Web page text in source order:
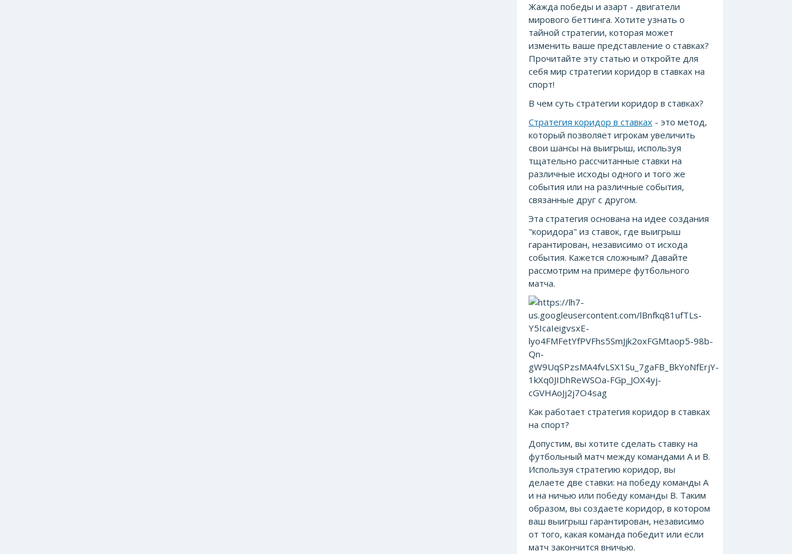
Жажда победы и азарт - двигатели
мирового беттинга. Хотите узнать о
тайной стратегии, которая может
изменить ваше представление о ставках?
Прочитайте эту статью и откройте для
себя мир стратегии коридор в ставках на
спорт!
В чем суть стратегии коридор в ставках?
Стратегия коридор в ставках - это метод,
который позволяет игрокам увеличить
свои шансы на выигрыш, используя
тщательно рассчитанные ставки на
различные исходы одного и того же
события или на различные события,
связанные друг с другом.
Эта стратегия основана на идее создания
"коридора" из ставок, где выигрыш
гарантирован, независимо от исхода
события. Кажется сложным? Давайте
рассмотрим на примере футбольного
матча.
Как работает стратегия коридор в ставках
на спорт?
Допустим, вы хотите сделать ставку на
футбольный матч между командами А и В.
Используя стратегию коридор, вы
делаете две ставки: на победу команды А
и на ничью или победу команды В. Таким
образом, вы создаете коридор, в котором
ваш выигрыш гарантирован, независимо
от того, какая команда победит или если
матч закончится вничью.